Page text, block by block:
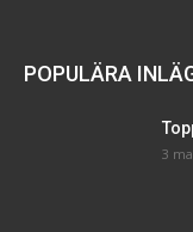
POPULÄRA
3